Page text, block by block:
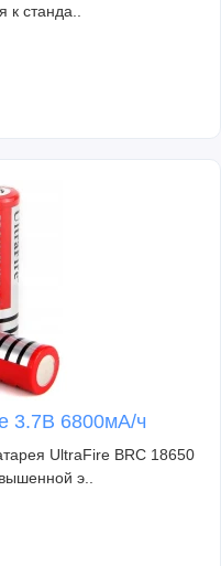
станда..
3.7В 6800мА/ч
UltraFire BRC 18650
э..